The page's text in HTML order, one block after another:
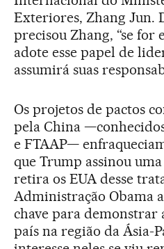
Exteriores, Zhang Jun.
precisou Zhang, “se for
adote esse papel de
assumirá suas
Os projetos de pactos
pela China
e FTAAP—
que Trump assinou
retira os EUA desse
Administração Obama
chave para demonstrar
país na região da Ásia-